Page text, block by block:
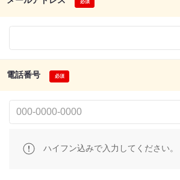
電話番号
ハイフン込みで入力してください。